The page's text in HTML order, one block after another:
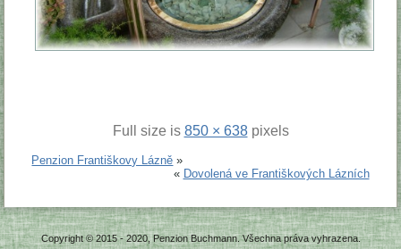
Full size is 850 × 638pixels
Penzion Františkovy Lázně »
« Dovolená ve Františkových Lázních
Copyright © 2015 - 2020, Penzion Buchmann. Všechna práva vyhrazena.